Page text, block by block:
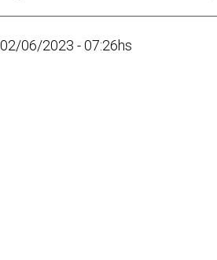
02/06/2023 - 07:26hs